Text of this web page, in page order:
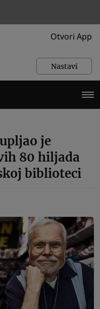
Otvori App
Nastavi
je
80 hiljada
biblioteci